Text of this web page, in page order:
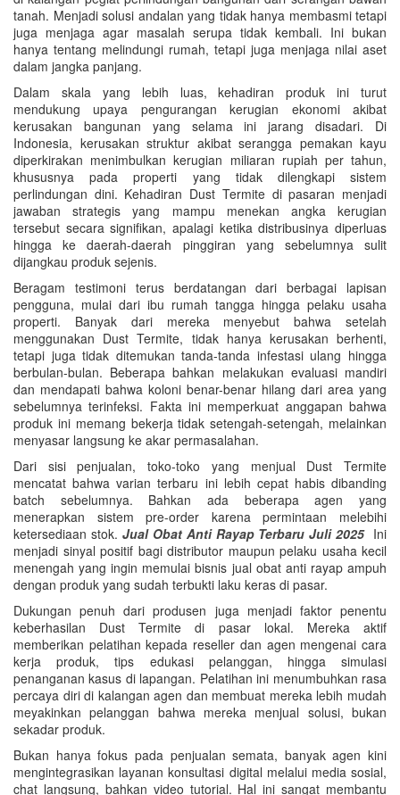
tanah. Menjadi solusi andalan yang tidak hanya membasmi tetapi
juga menjaga agar masalah serupa tidak kembali. Ini bukan
hanya tentang melindungi rumah, tetapi juga menjaga nilai aset
dalam jangka panjang.
Dalam skala yang lebih luas, kehadiran produk ini turut
mendukung upaya pengurangan kerugian ekonomi akibat
kerusakan bangunan yang selama ini jarang disadari. Di
Indonesia, kerusakan struktur akibat serangga pemakan kayu
diperkirakan menimbulkan kerugian miliaran rupiah per tahun,
khususnya pada properti yang tidak dilengkapi sistem
perlindungan dini. Kehadiran Dust Termite di pasaran menjadi
jawaban strategis yang mampu menekan angka kerugian
tersebut secara signifikan, apalagi ketika distribusinya diperluas
hingga ke daerah-daerah pinggiran yang sebelumnya sulit
dijangkau produk sejenis.
Beragam testimoni terus berdatangan dari berbagai lapisan
pengguna, mulai dari ibu rumah tangga hingga pelaku usaha
properti. Banyak dari mereka menyebut bahwa setelah
menggunakan Dust Termite, tidak hanya kerusakan berhenti,
tetapi juga tidak ditemukan tanda-tanda infestasi ulang hingga
berbulan-bulan. Beberapa bahkan melakukan evaluasi mandiri
dan mendapati bahwa koloni benar-benar hilang dari area yang
sebelumnya terinfeksi. Fakta ini memperkuat anggapan bahwa
produk ini memang bekerja tidak setengah-setengah, melainkan
menyasar langsung ke akar permasalahan.
Dari sisi penjualan, toko-toko yang menjual Dust Termite
mencatat bahwa varian terbaru ini lebih cepat habis dibanding
batch sebelumnya. Bahkan ada beberapa agen yang
menerapkan sistem pre-order karena permintaan melebihi
ketersediaan stok. Jual Obat Anti Rayap Terbaru Juli 2025Ini
menjadi sinyal positif bagi distributor maupun pelaku usaha kecil
menengah yang ingin memulai bisnis jual obat anti rayap ampuh
dengan produk yang sudah terbukti laku keras di pasar.
Dukungan penuh dari produsen juga menjadi faktor penentu
keberhasilan Dust Termite di pasar lokal. Mereka aktif
memberikan pelatihan kepada reseller dan agen mengenai cara
kerja produk, tips edukasi pelanggan, hingga simulasi
penanganan kasus di lapangan. Pelatihan ini menumbuhkan rasa
percaya diri di kalangan agen dan membuat mereka lebih mudah
meyakinkan pelanggan bahwa mereka menjual solusi, bukan
sekadar produk.
Bukan hanya fokus pada penjualan semata, banyak agen kini
mengintegrasikan layanan konsultasi digital melalui media sosial,
chat langsung, bahkan video tutorial. Hal ini sangat membantu